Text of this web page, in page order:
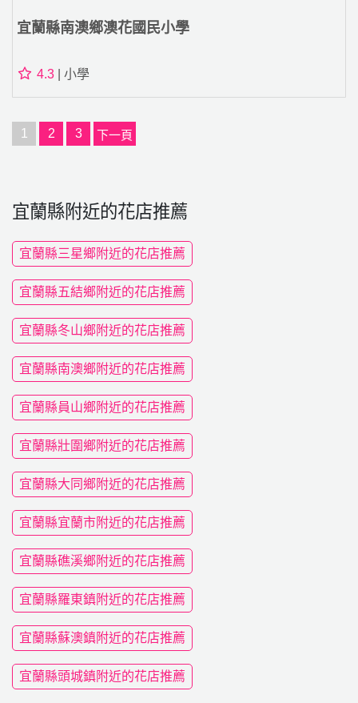
宜蘭縣南澳鄉澳花國民小學
4.3 | 小學
1 2 3 下一頁
宜蘭縣附近的花店推薦
宜蘭縣三星鄉附近的花店推薦
宜蘭縣五結鄉附近的花店推薦
宜蘭縣冬山鄉附近的花店推薦
宜蘭縣南澳鄉附近的花店推薦
宜蘭縣員山鄉附近的花店推薦
宜蘭縣壯圍鄉附近的花店推薦
宜蘭縣大同鄉附近的花店推薦
宜蘭縣宜蘭市附近的花店推薦
宜蘭縣礁溪鄉附近的花店推薦
宜蘭縣羅東鎮附近的花店推薦
宜蘭縣蘇澳鎮附近的花店推薦
宜蘭縣頭城鎮附近的花店推薦